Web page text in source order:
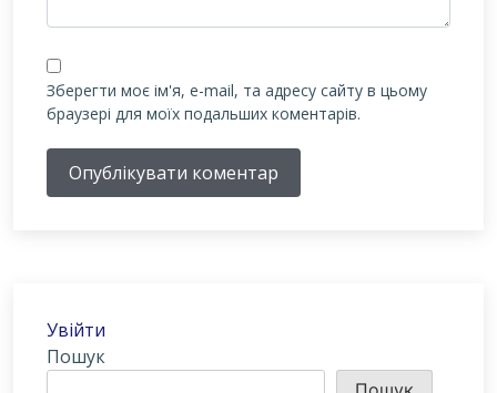
Зберегти моє ім'я, e-mail, та адресу сайту в цьому
браузері для моїх подальших коментарів.
Опублікувати коментар
Увійти
Пошук